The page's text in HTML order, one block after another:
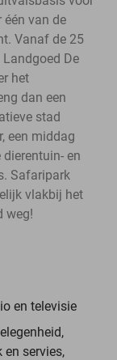
van de
Vanaf de 25
De
het
dan een
stad
een middag
en
Safaripark
vlakbij het
weg!
en televisie
en servies,